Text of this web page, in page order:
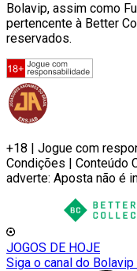
Bolavip, assim como
pertencente à Better
reservados.
+18 | Jogue com
Condições | Conteúdo
adverte: Aposta não é
JOGOS DE HOJE
Siga o canal do